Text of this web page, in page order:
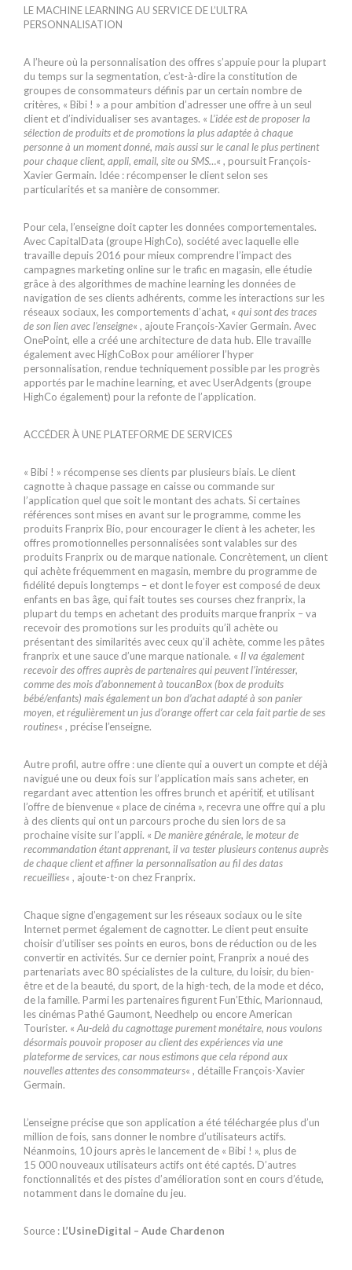
LE MACHINE LEARNING AU SERVICE DE L’ULTRA
PERSONNALISATION
A l’heure où la personnalisation des offres s’appuie pour la plupart
du temps sur la segmentation, c’est-à-dire la constitution de
groupes de consommateurs définis par un certain nombre de
critères, « Bibi ! » a pour ambition d’adresser une offre à un seul
client et d’individualiser ses avantages. « L’idée est de proposer la
sélection de produits et de promotions la plus adaptée à chaque
personne à un moment donné, mais aussi sur le canal le plus pertinent
pour chaque client, appli, email, site ou SMS…« , poursuit François-
Xavier Germain. Idée : récompenser le client selon ses
particularités et sa manière de consommer.
Pour cela, l’enseigne doit capter les données comportementales.
Avec CapitalData (groupe HighCo), société avec laquelle elle
travaille depuis 2016 pour mieux comprendre l’impact des
campagnes marketing online sur le trafic en magasin, elle étudie
grâce à des algorithmes de machine learning les données de
navigation de ses clients adhérents, comme les interactions sur les
réseaux sociaux, les comportements d’achat, « qui sont des traces
de son lien avec l’enseigne« , ajoute François-Xavier Germain. Avec
OnePoint, elle a créé une architecture de data hub. Elle travaille
également avec HighCoBox pour améliorer l’hyper
personnalisation, rendue techniquement possible par les progrès
apportés par le machine learning, et avec UserAdgents (groupe
HighCo également) pour la refonte de l’application.
ACCÉDER À UNE PLATEFORME DE SERVICES
« Bibi ! » récompense ses clients par plusieurs biais. Le client
cagnotte à chaque passage en caisse ou commande sur
l’application quel que soit le montant des achats. Si certaines
références sont mises en avant sur le programme, comme les
produits Franprix Bio, pour encourager le client à les acheter, les
offres promotionnelles personnalisées sont valables sur des
produits Franprix ou de marque nationale. Concrètement, un client
qui achète fréquemment en magasin, membre du programme de
fidélité depuis longtemps – et dont le foyer est composé de deux
enfants en bas âge, qui fait toutes ses courses chez franprix, la
plupart du temps en achetant des produits marque franprix – va
recevoir des promotions sur les produits qu’il achète ou
présentant des similarités avec ceux qu’il achète, comme les pâtes
franprix et une sauce d’une marque nationale. « Il va également
recevoir des offres auprès de partenaires qui peuvent l’intéresser,
comme des mois d’abonnement à toucanBox (box de produits
bébé/enfants) mais également un bon d’achat adapté à son panier
moyen, et régulièrement un jus d’orange offert car cela fait partie de ses
routines« , précise l’enseigne.
Autre profil, autre offre : une cliente qui a ouvert un compte et déjà
navigué une ou deux fois sur l’application mais sans acheter, en
regardant avec attention les offres brunch et apéritif, et utilisant
l’offre de bienvenue « place de cinéma », recevra une offre qui a plu
à des clients qui ont un parcours proche du sien lors de sa
prochaine visite sur l’appli. « De manière générale, le moteur de
recommandation étant apprenant, il va tester plusieurs contenus auprès
de chaque client et affiner la personnalisation au fil des datas
recueillies« , ajoute-t-on chez Franprix.
Chaque signe d’engagement sur les réseaux sociaux ou le site
Internet permet également de cagnotter. Le client peut ensuite
choisir d’utiliser ses points en euros, bons de réduction ou de les
convertir en activités. Sur ce dernier point, Franprix a noué des
partenariats avec 80 spécialistes de la culture, du loisir, du bien-
être et de la beauté, du sport, de la high-tech, de la mode et déco,
de la famille. Parmi les partenaires figurent Fun’Ethic, Marionnaud,
les cinémas Pathé Gaumont, Needhelp ou encore American
Tourister. « Au-delà du cagnottage purement monétaire, nous voulons
désormais pouvoir proposer au client des expériences via une
plateforme de services, car nous estimons que cela répond aux
nouvelles attentes des consommateurs« , détaille François-Xavier
Germain.
L’enseigne précise que son application a été téléchargée plus d’un
million de fois, sans donner le nombre d’utilisateurs actifs.
Néanmoins, 10 jours après le lancement de « Bibi ! », plus de
15 000 nouveaux utilisateurs actifs ont été captés. D’autres
fonctionnalités et des pistes d’amélioration sont en cours d’étude,
notamment dans le domaine du jeu.
Source : L’UsineDigital – Aude Chardenon